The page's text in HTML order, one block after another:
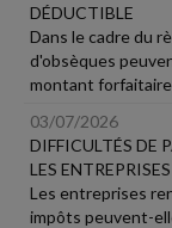
DÉDUCTIBLE
Dans le cadre du
d'obsèques
montant forfaitaire
03/07/2026
DIFFICULTÉS DE
LES ENTREPRISES
Les entreprises
impôts peuvent-